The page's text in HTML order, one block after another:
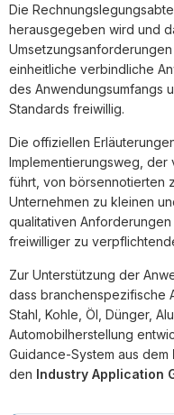
Die
herausgegeben wird und
einheitliche verbindliche
des Anwendungsumfangs
Standards freiwillig.
Die offiziellen
Implementierungsweg,
führt, von börsennotierten
Unternehmen zu kleinen
qualitativen
freiwilliger zu
Zur Unterstützung der
dass branchenspezifische
Stahl, Kohle, Öl, Dünger,
Automobilherstellung
Guidance-System aus dem
den Industry Application